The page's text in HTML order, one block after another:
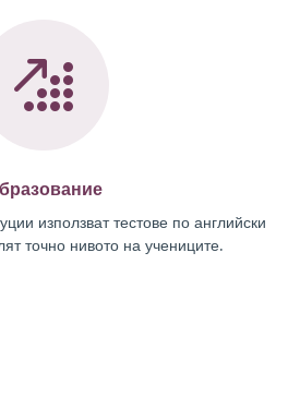
използват тестове по английски
точно нивото на учениците.